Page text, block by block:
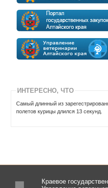
ИНТЕРЕСНО, ЧТО
Самый длинный из
полетов курицы длился 13 cекунд.
Краевое